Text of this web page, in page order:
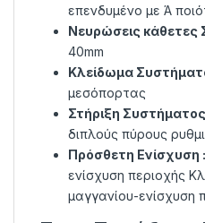
επενδυμένο με Ά
Νευρώσεις κάθετες
40mm
Κλείδωμα
μεσόπορτας
Στήριξη
διπλούς πύρους
Πρόσθετη Ενίσχυση :
ενίσχυση περιοχής
μαγγανίου-ενίσχυση